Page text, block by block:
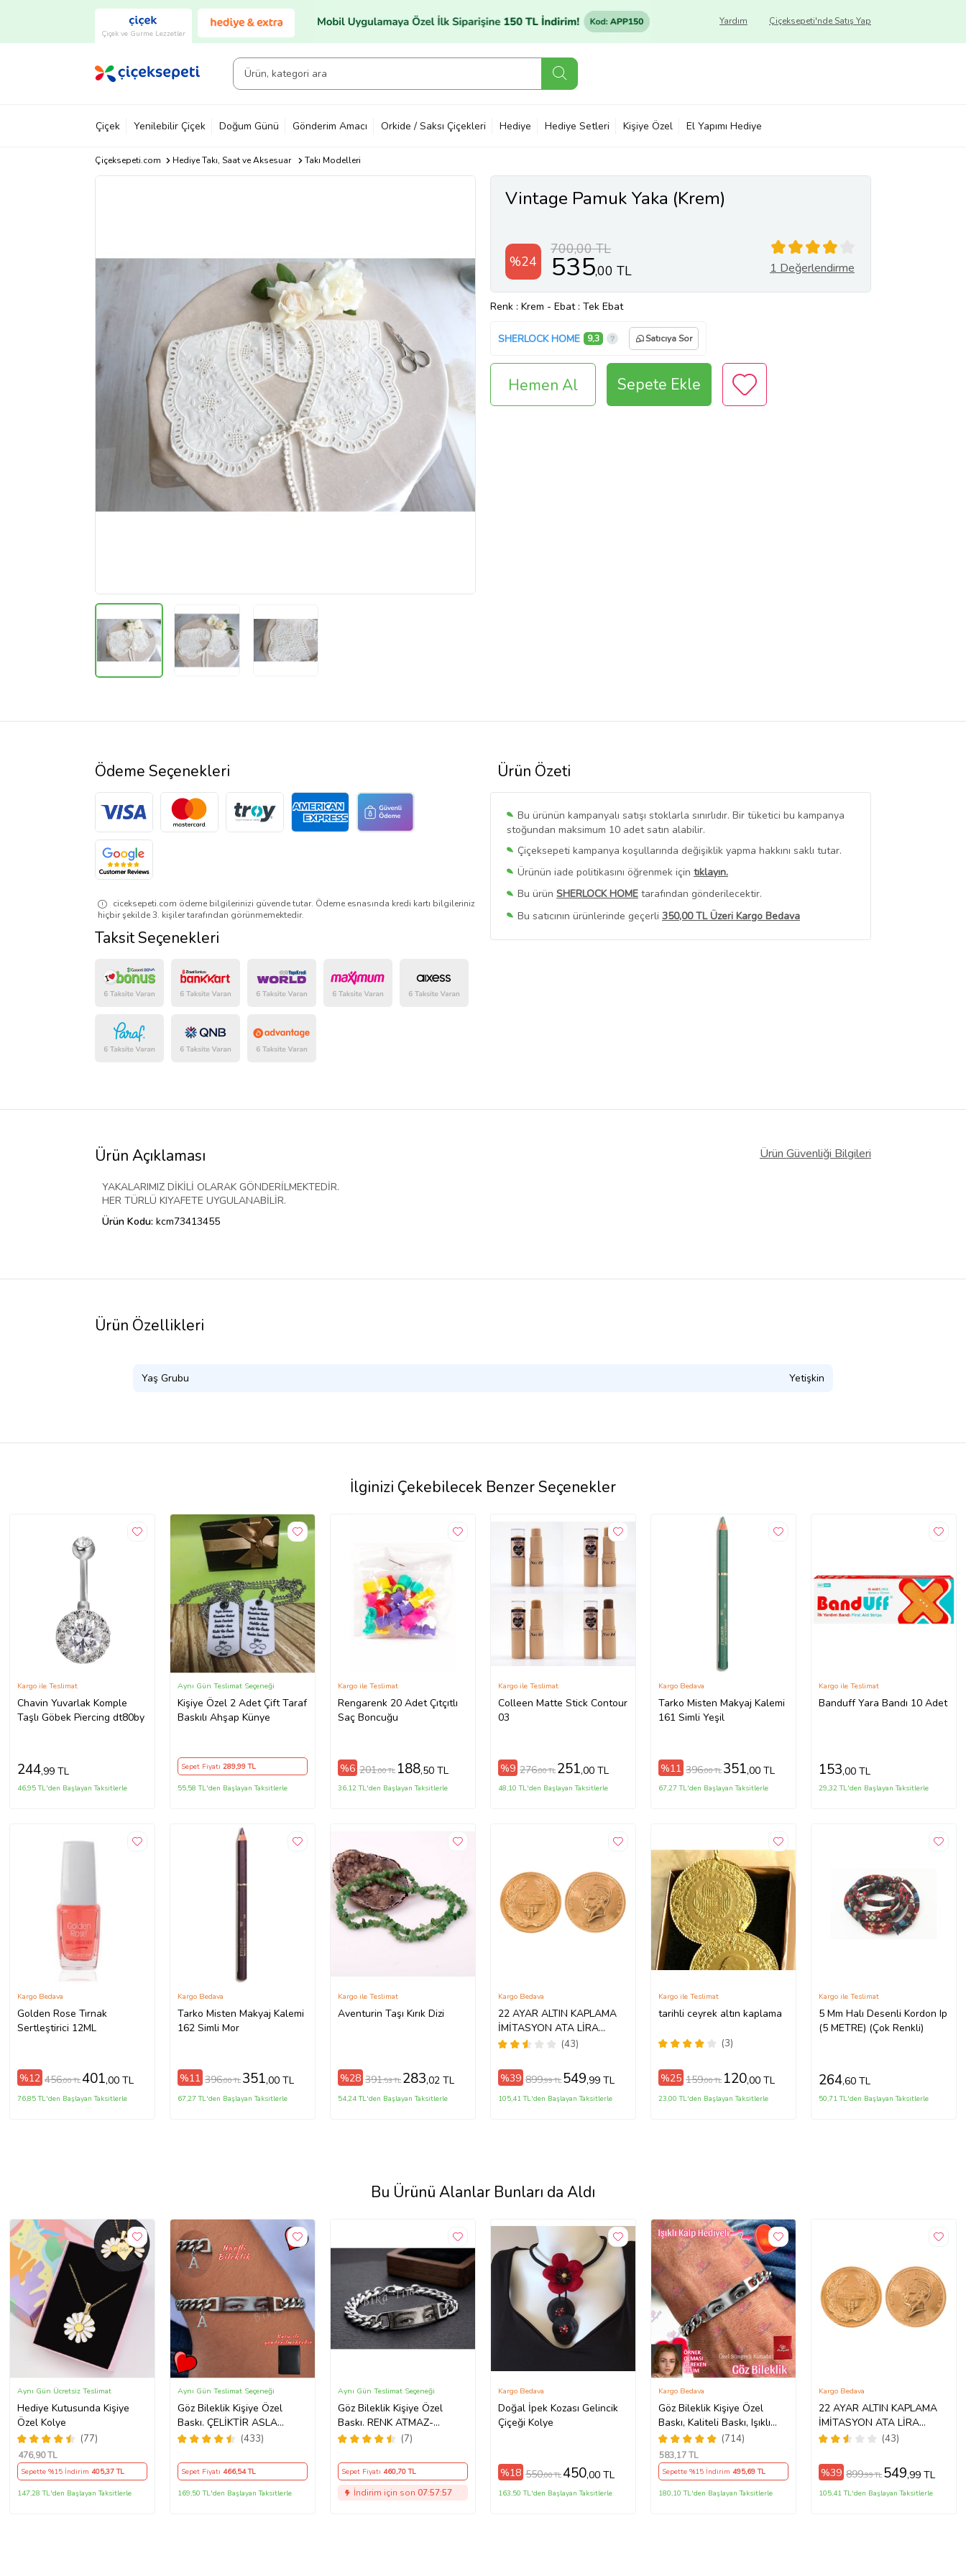
Çiçek ve Gurme Lezzetler
Çiçeksepeti'nde Satış Yap
Yardım
Çiçek Yenilebilir Çiçek Doğum Günü Gönderim Amacı Orkide / Saksı Çiçekleri Hediye Hediye Setleri Kişiye Özel El Yapımı Hediye
Çiçeksepeti.com Hediye Takı, Saat ve Aksesuar Takı Modelleri
Vintage Pamuk Yaka (Krem)
%24
700,00 TL
535,00 TL 1 Değerlendirme
Renk : Krem - Ebat : Tek Ebat
SHERLOCK HOME 9,3 Satıcıya Sor
Hemen Al Sepete Ekle
Ürün Özeti
Bu ürünün kampanyalı satışı stoklarla sınırlıdır. Bir tüketici bu kampanya
stoğundan maksimum 10 adet satın alabilir.
Çiçeksepeti kampanya koşullarında değişiklik yapma hakkını saklı tutar.
Ürünün iade politikasını öğrenmek için tıklayın.
Bu ürün SHERLOCK HOME tarafından gönderilecektir.
Bu satıcının ürünlerinde geçerli 350,00 TL Üzeri Kargo Bedava
Bu SatıcınınTüm Ürünlerini Görüntüle
Ödeme Seçenekleri
ciceksepeti.com ödeme bilgilerinizi güvende tutar. Ödeme esnasında kredi kartı bilgileriniz
hiçbir şekilde 3. kişiler tarafından görünmemektedir.
Taksit Seçenekleri
Ürün Açıklaması Ürün Güvenliği Bilgileri
YAKALARIMIZ DİKİLİ OLARAK GÖNDERİLMEKTEDİR.
HER TÜRLÜ KIYAFETE UYGULANABİLİR.
Ürün Kodu: kcm73413455
Ürün Özellikleri
Yaş Grubu Yetişkin
İlginizi Çekebilecek Benzer Seçenekler
Chavin Yuvarlak Komple
Taşlı Göbek Piercing dt80by
Kargo ile Teslimat
244,99 TL
46,95 TL'den Başlayan Taksitlerle
Kişiye Özel 2 Adet Çift Taraf
Baskılı Ahşap Künye
Aynı Gün Teslimat Seçeneği
Sepet Fiyatı 289,99 TL
55,58 TL'den Başlayan Taksitlerle
Rengarenk 20 Adet Çıtçıtlı
Saç Boncuğu
Kargo ile Teslimat
%6 201,00 TL 188,50 TL
36,12 TL'den Başlayan Taksitlerle
Colleen Matte Stick Contour
03
Kargo ile Teslimat
%9 276,00 TL 251,00 TL
48,10 TL'den Başlayan Taksitlerle
Tarko Misten Makyaj Kalemi
161 Simli Yeşil
Kargo Bedava
%11 396,00 TL 351,00 TL
67,27 TL'den Başlayan Taksitlerle
Banduff Yara Bandı 10 Adet
Kargo ile Teslimat
153,00 TL
29,32 TL'den Başlayan Taksitlerle
Golden Rose Tırnak
Sertleştirici 12ML
Kargo Bedava
%12 456,00 TL401,00 TL
76,85 TL'den Başlayan Taksitlerle
Tarko Misten Makyaj Kalemi
162 Simli Mor
Kargo Bedava
%11 396,00 TL 351,00 TL
67,27 TL'den Başlayan Taksitlerle
Aventurin Taşı Kırık Dizi
Kargo ile Teslimat
%28 391,53 TL 283,02 TL
54,24 TL'den Başlayan Taksitlerle
22 AYAR ALTIN KAPLAMA
İMİTASYON ATA LİRA
CUMHURİYET - İMİTASYON(43)
Kargo Bedava
%39 899,99 TL 549,99 TL
105,41 TL'den Başlayan Taksitlerle
tarihli ceyrek altın kaplama
(3)
Kargo ile Teslimat
%25 159,00 TL 120,00 TL
23,00 TL'den Başlayan Taksitlerle
5 Mm Halı Desenli Kordon Ip
(5 METRE) (Çok Renkli)
Kargo ile Teslimat
264,60 TL
50,71 TL'den Başlayan Taksitlerle
Bu Ürünü Alanlar Bunları da Aldı
Hediye Kutusunda Kişiye
Özel Kolye
(77)
Aynı Gün Ücretsiz Teslimat
476,90 TL
Sepette %15 İndirim 405,37 TL
147,28 TL'den Başlayan Taksitlerle
Göz Bileklik Kişiye Özel
Baskı. ÇELİKTİR ASLA
PASLANMAZ (433)
Aynı Gün Teslimat Seçeneği
Sepet Fiyatı 466,54 TL
169,50 TL'den Başlayan Taksitlerle
Göz Bileklik Kişiye Özel
Baskı. RENK ATMAZ-
SİLİNMEZ VE ÇELİKTİR
(7)
Aynı Gün Teslimat Seçeneği
Sepet Fiyatı 460,70 TL
İndirim için son 07:57:56
Doğal İpek Kozası Gelincik
Çiçeği Kolye
Kargo Bedava
%18 550,00 TL450,00 TL
163,50 TL'den Başlayan Taksitlerle
Göz Bileklik Kişiye Özel
Baskı, Kaliteli Baskı, Işıklı
Kalp Hediyeli, Çeliktir,
Paslanmaz, Kararmaz
(714)
Kargo Bedava
583,17 TL
Sepette %15 İndirim 495,69 TL
180,10 TL'den Başlayan Taksitlerle
22 AYAR ALTIN KAPLAMA
İMİTASYON ATA LİRA
CUMHURİYET - İMİTASYON(43)
Kargo Bedava
%39 899,99 TL 549,99 TL
105,41 TL'den Başlayan Taksitlerle